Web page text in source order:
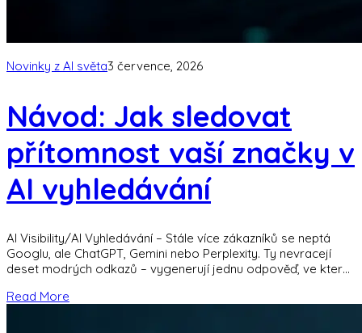
Novinky z AI světa3 července, 2026
Návod: Jak sledovat
přítomnost vaší značky v
AI vyhledávání
AI Visibility/AI Vyhledávání – Stále více zákazníků se neptá
Googlu, ale ChatGPT, Gemini nebo Perplexity. Ty nevracejí
deset modrých odkazů – vygenerují jednu odpověď, ve které
Read More